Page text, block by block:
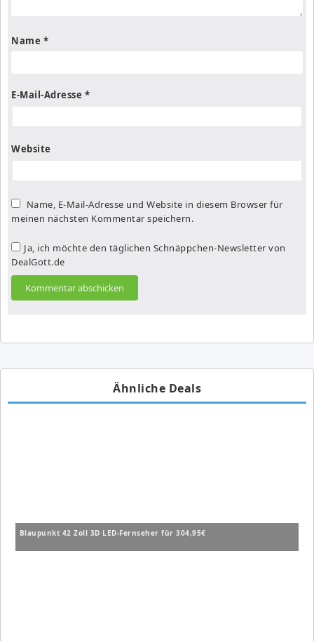
Name *
E-Mail-Adresse *
Website
Name, E-Mail-Adresse und Website in diesem Browser für
meinen nächsten Kommentar speichern.
Ja, ich möchte den täglichen Schnäppchen-Newsletter von
DealGott.de
Ähnliche Deals
Blaupunkt 42 Zoll 3D LED-Fernseher für 304,95€